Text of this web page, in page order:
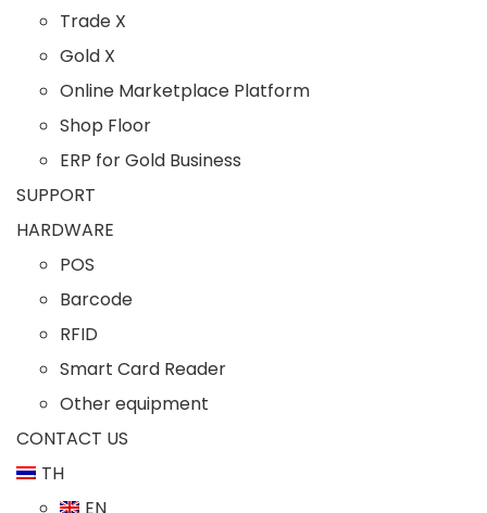
Trade X
Gold X
Online Marketplace Platform
Shop Floor
ERP for Gold Business
SUPPORT
HARDWARE
POS
Barcode
RFID
Smart Card Reader
Other equipment
CONTACT US
TH